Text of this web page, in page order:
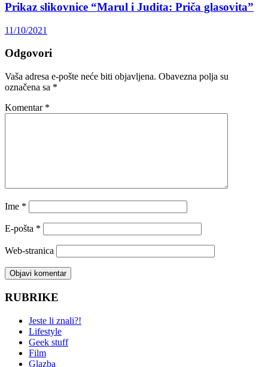
Prikaz slikovnice “Marul i Judita: Priča glasovita”
11/10/2021
Odgovori
Vaša adresa e-pošte neće biti objavljena. Obavezna polja su
označena sa *
Komentar *
Ime *
E-pošta *
Web-stranica
RUBRIKE
Jeste li znali?!
Lifestyle
Geek stuff
Film
Glazba